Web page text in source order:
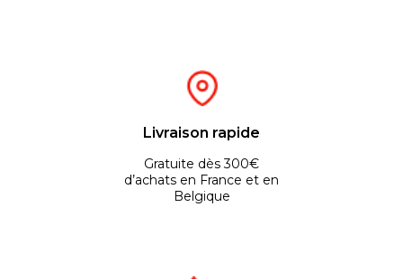
Livraison rapide
Gratuite dès 300€
d’achats en France et en
Belgique